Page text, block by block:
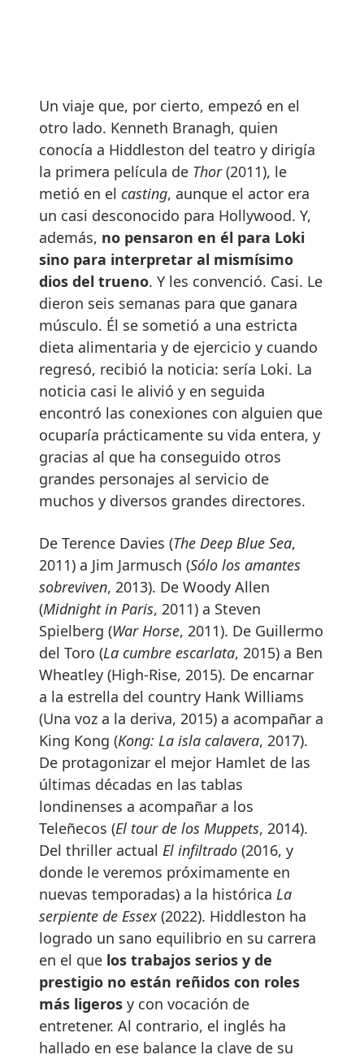
Un viaje que, por cierto, empezó en el
otro lado. Kenneth Branagh, quien
conocía a Hiddleston del teatro y dirigía
la primera película de Thor(2011), le
metió en el casting, aunque el actor era
un casi desconocido para Hollywood. Y,
además, no pensaron en él para Loki
sino para interpretar al mismísimo
dios del trueno. Y les convenció. Casi. Le
dieron seis semanas para que ganara
músculo. Él se sometió a una estricta
dieta alimentaria y de ejercicio y cuando
regresó, recibió la noticia: sería Loki. La
noticia casi le alivió y en seguida
encontró las conexiones con alguien que
ocuparía prácticamente su vida entera, y
gracias al que ha conseguido otros
grandes personajes al servicio de
muchos y diversos grandes directores.
De Terence Davies (The Deep Blue Sea,
2011) a Jim Jarmusch (Sólo los amantes
sobreviven, 2013). De Woody Allen
(Midnight in Paris, 2011) a Steven
Spielberg (War Horse, 2011). De Guillermo
del Toro (La cumbre escarlata, 2015) a Ben
Wheatley (High-Rise, 2015). De encarnar
a la estrella del country Hank Williams
(Una voz a la deriva, 2015) a acompañar a
King Kong (Kong: La isla calavera, 2017).
De protagonizar el mejor Hamlet de las
últimas décadas en las tablas
londinenses a acompañar a los
Teleñecos (El tour de los Muppets, 2014).
Del thriller actual El infiltrado (2016, y
donde le veremos próximamente en
nuevas temporadas) a la histórica La
serpiente de Essex (2022). Hiddleston ha
logrado un sano equilibrio en su carrera
en el que los trabajos serios y de
prestigio no están reñidos con roles
más ligeros y con vocación de
entretener. Al contrario, el inglés ha
hallado en ese balance la clave de su